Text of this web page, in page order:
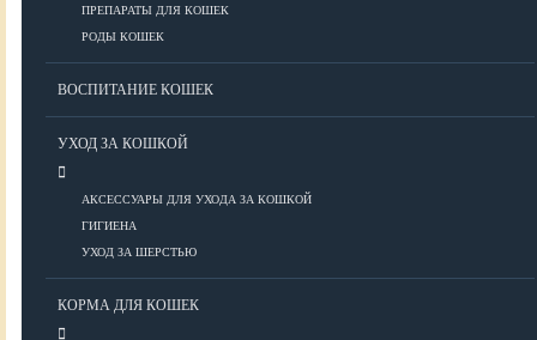
ПРЕПАРАТЫ ДЛЯ КОШЕК
РОДЫ КОШЕК
ВОСПИТАНИЕ КОШЕК
УХОД ЗА КОШКОЙ
АКСЕССУАРЫ ДЛЯ УХОДА ЗА КОШКОЙ
ГИГИЕНА
УХОД ЗА ШЕРСТЬЮ
КОРМА ДЛЯ КОШЕК
Болезни глаз
Болезни ЖКТ
Кожные заболевания
Диагностика у кошек
Препараты для кошек